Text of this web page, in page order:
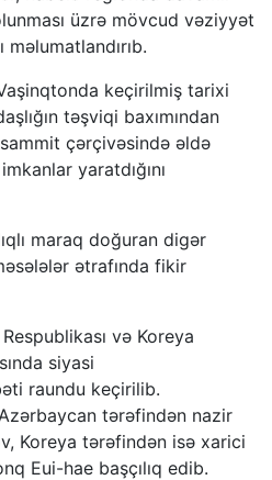
üzrə mövcud vəziyyət
keçirilmiş tarixi
təşviqi baxımından
çərçivəsində əldə
yaratdığını
maraq doğuran digər
ətrafında fikir
və Koreya
siyasi
raundu keçirilib.
tərəfindən nazir
Koreya tərəfindən isə xarici
Eui-hae başçılıq edib.